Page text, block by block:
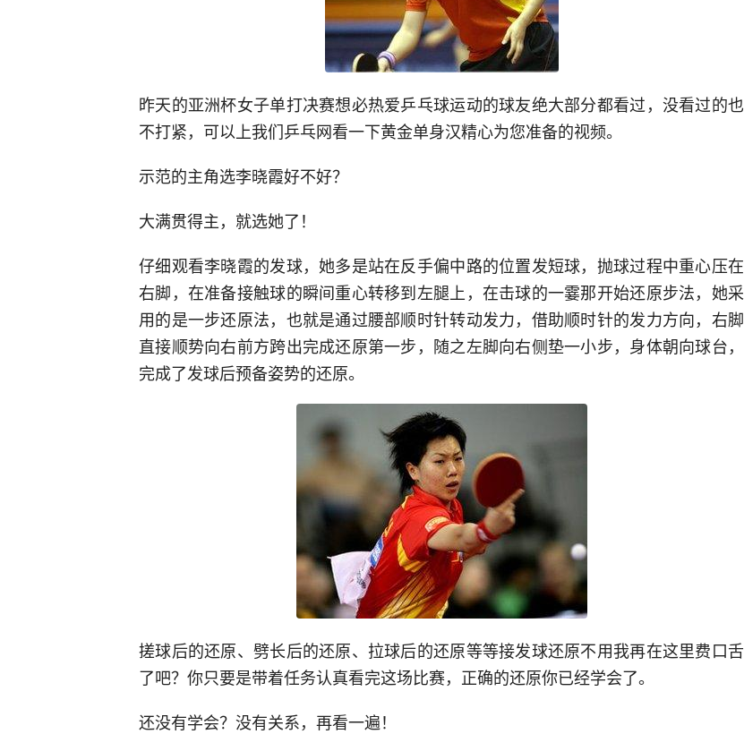
昨天的亚洲杯女子单打决赛想必热爱乒乓球运动的球友绝大部分都看过，没看过的也
不打紧，可以上我们乒乓网看一下黄金单身汉精心为您准备的视频。
示范的主角选李晓霞好不好？
大满贯得主，就选她了！
仔细观看李晓霞的发球，她多是站在反手偏中路的位置发短球，抛球过程中重心压在
右脚，在准备接触球的瞬间重心转移到左腿上，在击球的一霎那开始还原步法，她采
用的是一步还原法，也就是通过腰部顺时针转动发力，借助顺时针的发力方向，右脚
直接顺势向右前方跨出完成还原第一步，随之左脚向右侧垫一小步，身体朝向球台，
完成了发球后预备姿势的还原。
搓球后的还原、劈长后的还原、拉球后的还原等等接发球还原不用我再在这里费口舌
了吧？你只要是带着任务认真看完这场比赛，正确的还原你已经学会了。
还没有学会？没有关系，再看一遍！